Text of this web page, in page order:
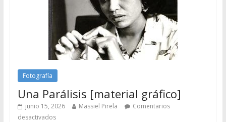
Fotografía
Una Parálisis [material gráfico]
junio 15, 2026 Massiel Pirela
Comentarios
desactivados